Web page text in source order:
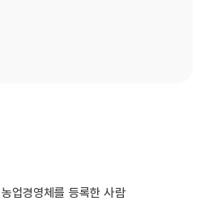
업경영체를 등록한 사람